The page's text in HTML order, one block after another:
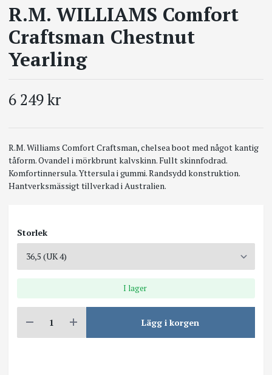
R.M. WILLIAMS Comfort
Craftsman Chestnut
Yearling
6 249 kr
R.M. Williams Comfort Craftsman, chelsea boot med något kantig
tåform. Ovandel i mörkbrunt kalvskinn. Fullt skinnfodrad.
Komfortinnersula. Yttersula i gummi. Randsydd konstruktion.
Hantverksmässigt tillverkad i Australien.
Storlek
I lager
Lägg i korgen